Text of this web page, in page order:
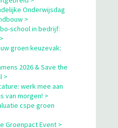
Onderwijsdag
>
school in bedrijf:
groen keuzevak:
2026 & Save the
>
werk mee aan
van morgen! >
cspe groen
Groenpact Event >